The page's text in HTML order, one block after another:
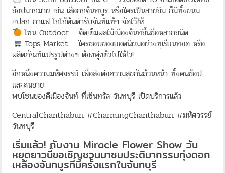
ช้อปมากมาย เช่น เสื่อกกจันทบูร หรือใครเป็นสายชิม ก็มีทั้งขนม
แปลก กาแฟ โกโก้ต้นตำรับจันท์แท้ๆ จัดไว้ให้​
โซน Outdoor – จัดเต็มผลไม้เมืองจันท์ขึ้นชื่อหลากชนิด​
Tops Market – ใครชอบของยอดนิยมอย่างทุเรียนทอด หรือ
ผลิตภัณฑ์แปรรูปต่างๆ ต้องพุ่งตัวไปให้ไว!​
อีกหนึ่งความมหัศจรรย์ เพื่อส่งต่อความสุขกันถ้วนหน้า ทั้งคนช้อป
และคนขาย​
พบโซนของดีเมืองจันท์ ที่เซ็นทรัล จันทบุรี เปิดบริการแล้ว
CentralChanthaburi #CharmingChanthaburi #มหัศจรรย์
จันทบุรี
เริ่มแล้ว! กับงาน Miracle Flower Show วัน
หยุดยาวนี้ขอเชิญชวนมาชมประติมากรรมทุ่งดอก
เหลืองจันทบูรที่มีครั้งแรกในจันทบุรี